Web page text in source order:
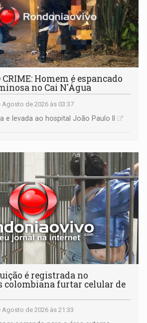
Homem é espancado
no Cai N'Água
Agosto de 2026 às 03:37
e levada ao hospital João Paulo II
é registrada no
colombiana furtar celular de
Agosto de 2026 às 21:33